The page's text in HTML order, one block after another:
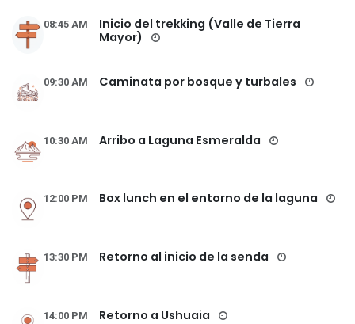
08:45 AM
Inicio del trekking (Valle de Tierra
Mayor)
09:30 AM Caminata por bosque y turbales
10:30 AM Arribo a Laguna Esmeralda
12:00 PM Box lunch en el entorno de la laguna
13:30 PM Retorno al inicio de la senda
14:00 PM Retorno a Ushuaia